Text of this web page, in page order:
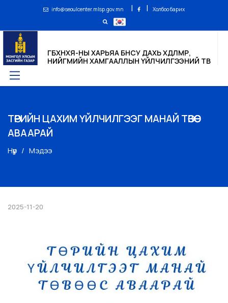
info@seoulcenter.mlsp.gov.mn | | Холбоо барих
ГБХНХЯ-НЫ ХАРЬЯА БНСУ ДАХЬ ХӨДӨЛМӨР,
НИЙГМИЙН ХАМГААЛЛЫН ҮЙЛЧИЛГЭЭНИЙ ТӨВ
ТӨРИЙН ЦАХИМ ҮЙЛЧИЛГЭЭГ МАНАЙ ТӨВӨӨС
АВААРАЙ
Нүүр Мэдээ
2025-11-20